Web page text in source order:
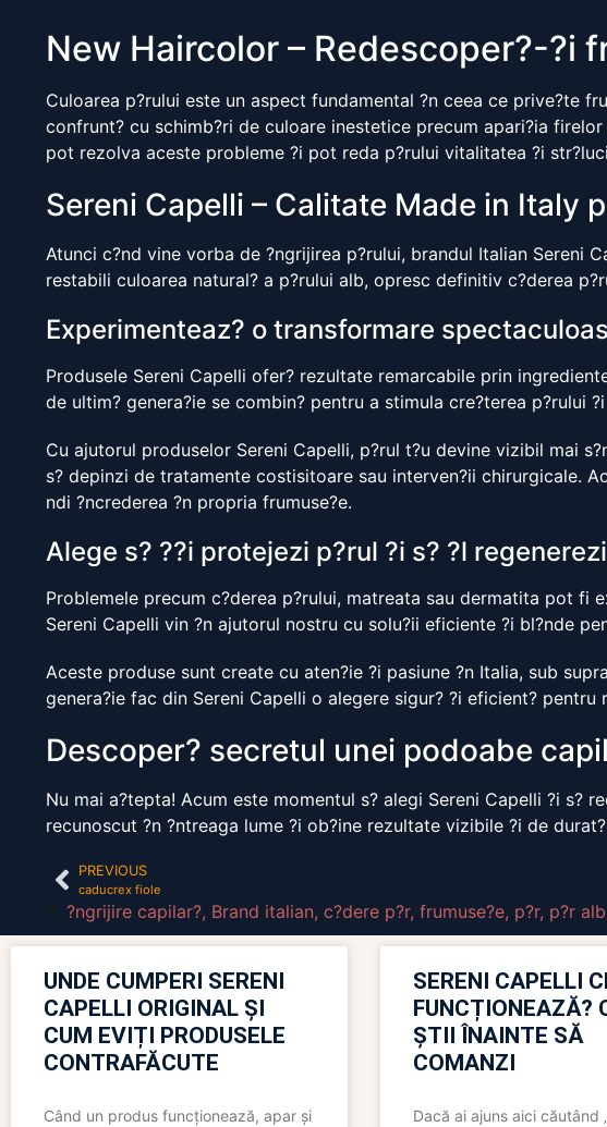
New Haircolor – Redescoper?-?i
Culoarea p?rului este un aspect fundamental ?n ceea ce prive?te
confrunt? cu schimb?ri de culoare inestetice precum apari?ia
pot rezolva aceste probleme ?i pot reda p?rului vitalitatea ?i
Sereni Capelli – Calitate Made in Italy
Atunci c?nd vine vorba de ?ngrijirea p?rului, brandul Italian Sereni
restabili culoarea natural? a p?rului alb, opresc definitiv c?derea
Experimenteaz? o transformare
Produsele Sereni Capelli ofer? rezultate remarcabile prin
de ultim? genera?ie se combin? pentru a stimula cre?terea p?rului
Cu ajutorul produselor Sereni Capelli, p?rul t?u devine vizibil mai
s? depinzi de tratamente costisitoare sau interven?ii chirurgicale.
ndi ?ncrederea ?n propria frumuse?e.
Alege s? ??i protejezi p?rul ?i s? ?l regenerezi
Problemele precum c?derea p?rului, matreata sau dermatita pot fi
Sereni Capelli vin ?n ajutorul nostru cu solu?ii eficiente ?i bl?nde
Aceste produse sunt create cu aten?ie ?i pasiune ?n Italia, sub
genera?ie fac din Sereni Capelli o alegere sigur? ?i eficient? pentru
Descoper? secretul unei podoabe
Nu mai a?tepta! Acum este momentul s? alegi Sereni Capelli ?i s?
recunoscut ?n ?ntreaga lume ?i ob?ine rezultate vizibile ?i de
PREVIOUS
caducrex fiole
?ngrijire capilar?, Brand italian, c?dere p?r, frumuse?e, p?r, p?r alb
UNDE CUMPERI SERENI
CAPELLI ORIGINAL ȘI
CUM EVIȚI PRODUSELE
CONTRAFĂCUTE
Când un produs funcționează, apar și
SERENI CAPELLI
FUNCȚIONEAZĂ?
ȘTII ÎNAINTE SĂ
COMANZI
Dacă ai ajuns aici căutând